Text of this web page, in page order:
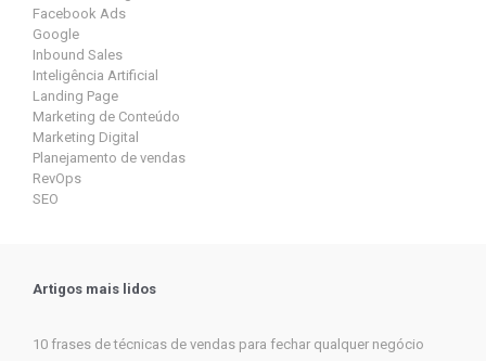
Facebook Ads
Google
Inbound Sales
Inteligência Artificial
Landing Page
Marketing de Conteúdo
Marketing Digital
Planejamento de vendas
RevOps
SEO
Artigos mais lidos
10 frases de técnicas de vendas para fechar qualquer negócio